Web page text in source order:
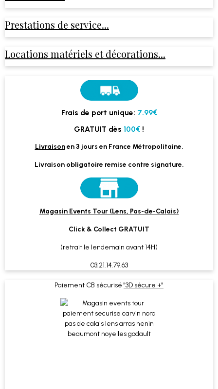
Prestations de service...
Locations matériels et décorations...
Frais de port unique: 7.99€
GRATUIT dès 100€ !
Livraisonen 3 jours en France Métropolitaine.
Livraison obligatoire remise contre signature.
Magasin Events Tour (Lens, Pas-de-Calais)
Click & Collect GRATUIT
(retrait le lendemain avant 14H)
03.21.14.79.63
Paiement CB sécurisé "3D sécure +"